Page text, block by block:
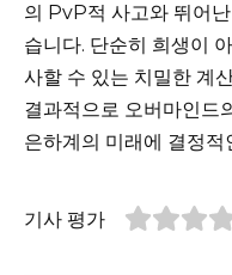
의 PvP적 사고와 뛰어
습니다. 단순히 희생이
사할 수 있는 치밀한 계
결과적으로 오버마인드
은하계의 미래에 결정
기사 평가